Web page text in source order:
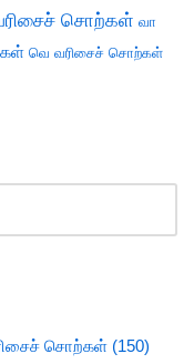
சொற்கள் வா
வெ வரிசைச் சொற்கள்
சொற்கள் (150)